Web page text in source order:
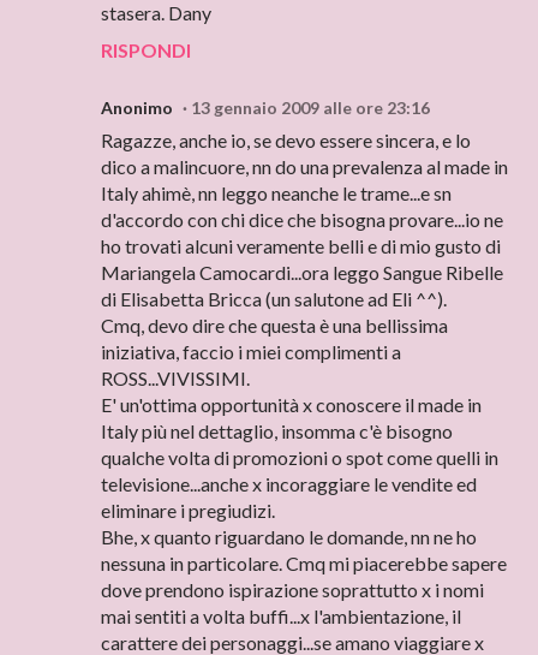
stasera. Dany
RISPONDI
Anonimo 13 gennaio 2009 alle ore 23:16
Ragazze, anche io, se devo essere sincera, e lo
dico a malincuore, nn do una prevalenza al made in
Italy ahimè, nn leggo neanche le trame...e sn
d'accordo con chi dice che bisogna provare...io ne
ho trovati alcuni veramente belli e di mio gusto di
Mariangela Camocardi...ora leggo Sangue Ribelle
di Elisabetta Bricca (un salutone ad Eli ^^).
Cmq, devo dire che questa è una bellissima
iniziativa, faccio i miei complimenti a
ROSS...VIVISSIMI.
E' un'ottima opportunità x conoscere il made in
Italy più nel dettaglio, insomma c'è bisogno
qualche volta di promozioni o spot come quelli in
televisione...anche x incoraggiare le vendite ed
eliminare i pregiudizi.
Bhe, x quanto riguardano le domande, nn ne ho
nessuna in particolare. Cmq mi piacerebbe sapere
dove prendono ispirazione soprattutto x i nomi
mai sentiti a volta buffi...x l'ambientazione, il
carattere dei personaggi...se amano viaggiare x